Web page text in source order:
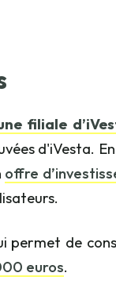
filiale
d'iVesta.
offre
permet de
euros.